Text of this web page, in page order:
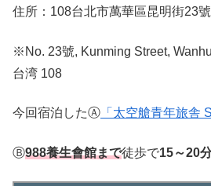
住所：108台北市萬華區昆明街23號
※No. 23號, Kunming Street,
台湾 108
今回宿泊したⒶ 「太空艙青年旅舎
Ⓑ988養生會館まで徒歩で15～20